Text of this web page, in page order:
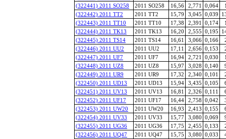
(322441) 2011 SO258
2011 SO258 16,56 2,771 0,064
(322442) 2011 TT2
2011 TT2 15,79 3,045 0,039
(322443) 2011 TT10
2011 TT10 17,38 2,391 0,174
(322444) 2011 TK13
2011 TK13 16,20 2,555 0,195
(322445) 2011 TS14
2011 TS14 16,61 3,066 0,166
(322446) 2011 UU2
2011 UU2 17,11 2,656 0,153
(322447) 2011 UF7
2011 UF7 16,94 2,721 0,030
(322448) 2011 UZ8
2011 UZ8 15,97 3,028 0,140
(322449) 2011 UR9
2011 UR9 17,32 2,340 0,101
(322450) 2011 UD13
2011 UD13 15,94 3,435 0,105
(322451) 2011 UV13
2011 UV13 16,81 2,326 0,111
(322452) 2011 UF17
2011 UF17 16,44 2,758 0,042
(322453) 2011 UW20
2011 UW20 16,93 2,413 0,155
(322454) 2011 UV33
2011 UV33 15,77 3,080 0,069
(322455) 2011 UG36
2011 UG36 17,75 2,455 0,133
(322456) 2011 UQ47
2011 UQ47 15,75 3,080 0,033